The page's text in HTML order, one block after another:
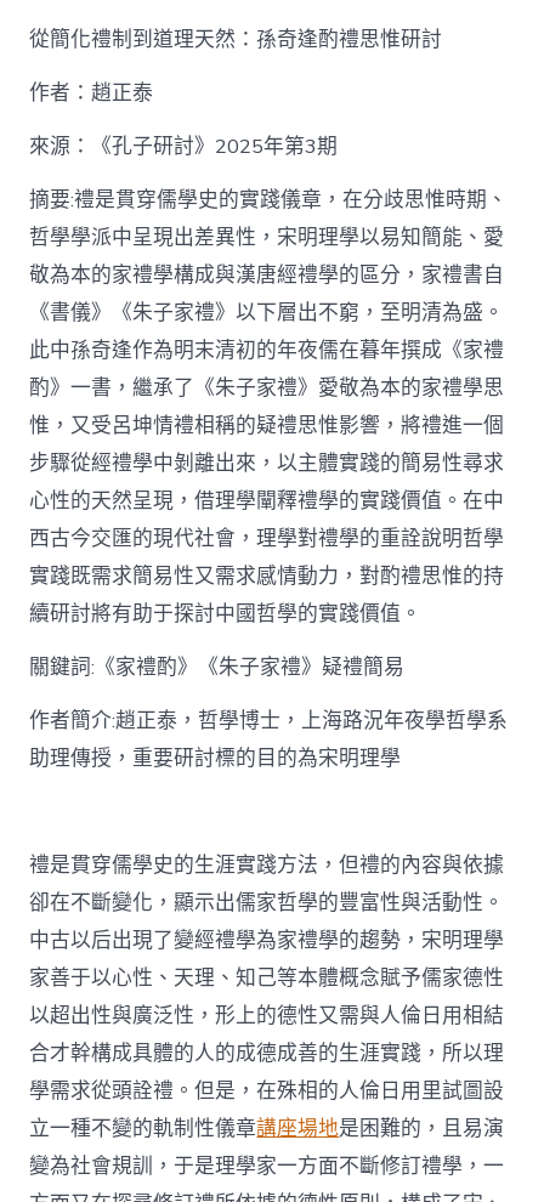
泰
找
空
間】
從
簡
化
禮
制
到
道
理
天
然：
孫
奇
逢
酌
禮
思
中
從簡化禮制到道理天然：孫奇逢酌禮思惟研討
作者：趙正泰
來源：《孔子研討》2025年第3期
摘要:禮是貫穿儒學史的實踐儀章，在分歧思惟時期、
哲學學派中呈現出差異性，宋明理學以易知簡能、愛
敬為本的家禮學構成與漢唐經禮學的區分，家禮書自
《書儀》《朱子家禮》以下層出不窮，至明清為盛。
此中孫奇逢作為明末清初的年夜儒在暮年撰成《家禮
酌》一書，繼承了《朱子家禮》愛敬為本的家禮學思
惟，又受呂坤情禮相稱的疑禮思惟影響，將禮進一個
步驟從經禮學中剝離出來，以主體實踐的簡易性尋求
心性的天然呈現，借理學闡釋禮學的實踐價值。在中
西古今交匯的現代社會，理學對禮學的重詮說明哲學
實踐既需求簡易性又需求感情動力，對酌禮思惟的持
續研討將有助于探討中國哲學的實踐價值。
關鍵詞:《家禮酌》《朱子家禮》疑禮簡易
作者簡介:趙正泰，哲學博士，上海路況年夜學哲學系
助理傳授，重要研討標的目的為宋明理學
禮是貫穿儒學史的生涯實踐方法，但禮的內容與依據
卻在不斷變化，顯示出儒家哲學的豐富性與活動性。
中古以后出現了變經禮學為家禮學的趨勢，宋明理學
家善于以心性、天理、知己等本體概念賦予儒家德性
以超出性與廣泛性，形上的德性又需與人倫日用相結
合才幹構成具體的人的成德成善的生涯實踐，所以理
學需求從頭詮禮。但是，在殊相的人倫日用里試圖設
立一種不變的軌制性儀章講座場地是困難的，且易演
變為社會規訓，于是理學家一方面不斷修訂禮學，一